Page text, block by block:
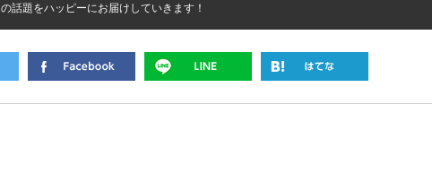
の話題をハッピーにお届けしていきます！